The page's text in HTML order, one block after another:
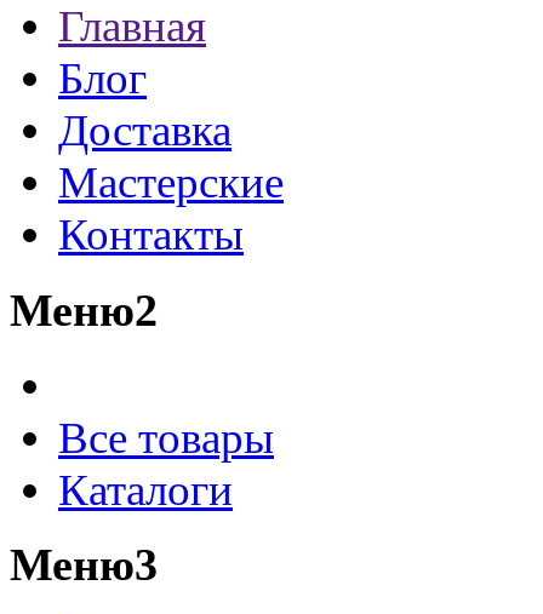
Главная
Блог
Доставка
Мастерские
Контакты
Меню2
Все товары
Каталоги
Меню3